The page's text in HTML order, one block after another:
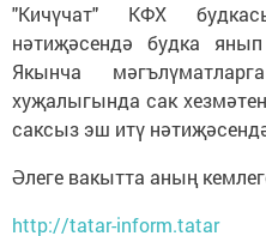
"Кичүчат" КФХ
нәтиҗәсендә будка
Якынча
хуҗалыгында сак
саксыз эш итү
Әлеге вакытта аның
http://tatar-inform.tatar